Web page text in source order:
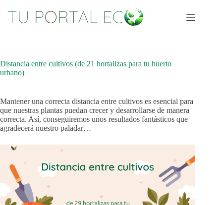
contenido
Distancia entre cultivos (de 21 hortalizas para tu huerto
urbano)
Mantener una correcta distancia entre cultivos es esencial para
que nuestras plantas puedan crecer y desarrollarse de manera
correcta. Así, conseguiremos unos resultados fantásticos que
agradecerá nuestro paladar…